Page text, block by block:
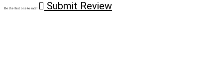
Be the first one to rate! Submit Review